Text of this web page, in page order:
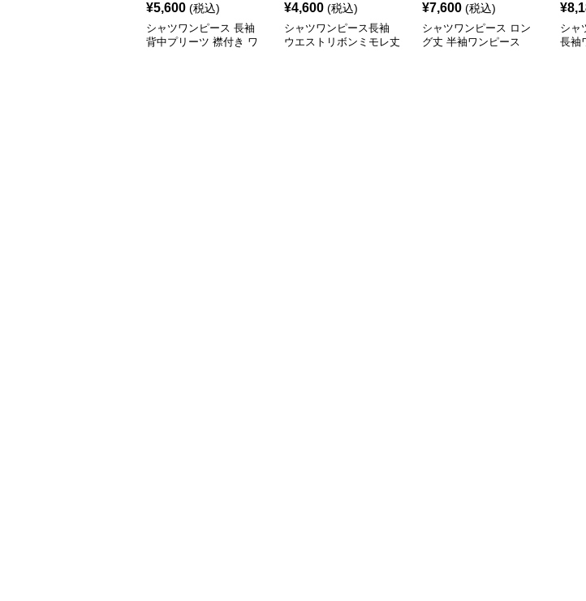
¥5,600 (税込)
シャツワンピース 長袖
背中プリーツ 襟付き ワ
¥4,600 (税込)
シャツワンピース長袖
ウエストリボンミモレ丈
¥7,600 (税込)
シャツワンピース ロン
グ丈 半袖ワンピース
¥
シャ
長袖